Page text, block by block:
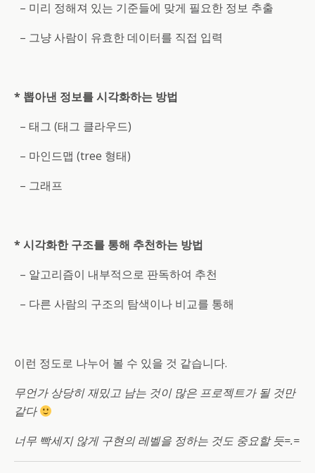
– 미리 정해져 있는 기준들에 맞게 필요한 정보 추출
– 그냥 사람이 유효한 데이터를 직접 입력
* 뽑아낸 정보를 시각화하는 방법
– 태그 (태그 클라우드)
– 마인드맵 (tree 형태)
– 그래프
* 시각화한 구조를 통해 추천하는 방법
– 알고리즘이 내부적으로 판독하여 추천
– 다른 사람의 구조의 탐색이나 비교를 통해
이런 정도로 나누어 볼 수 있을 것 같습니다.
무언가 상당히 재밌고 남는 것이 많은 프로젝트가 될 것만
같다
너무 빡세지 않게 구현의 레벨을 정하는 것도 중요할 듯=.=